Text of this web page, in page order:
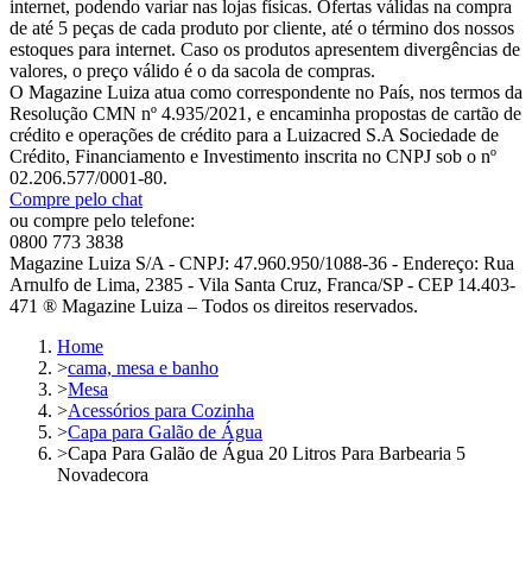
internet, podendo variar nas lojas físicas. Ofertas válidas na compra
de até 5 peças de cada produto por cliente, até o término dos nossos
estoques para internet. Caso os produtos apresentem divergências de
valores, o preço válido é o da sacola de compras.
O Magazine Luiza atua como correspondente no País, nos termos da
Resolução CMN nº 4.935/2021, e encaminha propostas de cartão de
crédito e operações de crédito para a Luizacred S.A Sociedade de
Crédito, Financiamento e Investimento inscrita no CNPJ sob o nº
02.206.577/0001-80.
Compre pelo chat
ou compre pelo telefone:
0800 773 3838
Magazine Luiza S/A - CNPJ: 47.960.950/1088-36 - Endereço: Rua
Arnulfo de Lima, 2385 - Vila Santa Cruz, Franca/SP - CEP 14.403-
471 ® Magazine Luiza – Todos os direitos reservados.
Home
>cama, mesa e banho
>Mesa
>Acessórios para Cozinha
>Capa para Galão de Água
>Capa Para Galão de Água 20 Litros Para Barbearia 5
Novadecora